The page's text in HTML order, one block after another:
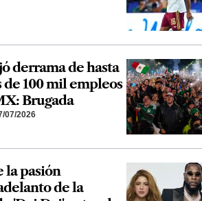
derrama de hasta
100 mil empleos
Brugada
07/2026
la pasión
de la